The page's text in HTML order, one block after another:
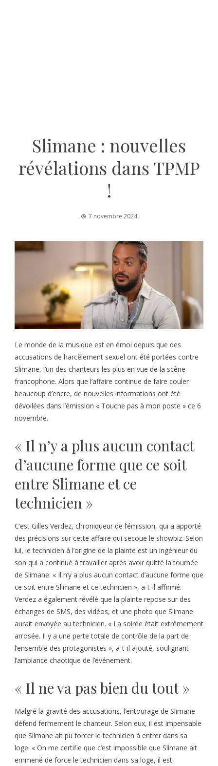
Slimane : nouvelles
révélations dans TPMP
!
7 novembre 2024
Le monde de la musique est en émoi depuis que des
accusations de harcèlement sexuel ont été portées contre
Slimane, l’un des chanteurs les plus en vue de la scène
francophone. Alors que l’affaire continue de faire couler
beaucoup d’encre, de nouvelles informations ont été
dévoilées dans l’émission « Touche pas à mon poste » ce 6
novembre.
« Il n’y a plus aucun contact
d’aucune forme que ce soit
entre Slimane et ce
technicien »
C’est Gilles Verdez, chroniqueur de l’émission, qui a apporté
des précisions sur cette affaire qui secoue le showbiz. Selon
lui, le technicien à l’origine de la plainte est un ingénieur du
son qui a continué à travailler après avoir quitté la tournée
de Slimane. « Il n’y a plus aucun contact d’aucune forme que
ce soit entre Slimane et ce technicien », a-t-il affirmé.
Verdez a également révélé que la plainte repose sur des
échanges de SMS, des vidéos, et une photo que Slimane
aurait envoyée au technicien. « La soirée était extrêmement
arrosée. Il y a une perte totale de contrôle de la part de
l’ensemble des protagonistes », a-t-il ajouté, soulignant
l’ambiance chaotique de l’événement.
« Il ne va pas bien du tout »
Malgré la gravité des accusations, l’entourage de Slimane
défend fermement le chanteur. Selon eux, il est impensable
que Slimane ait pu forcer le technicien à entrer dans sa
loge. « On me certifie que c’est impossible que Slimane ait
emmené de force le technicien dans sa loge, il est